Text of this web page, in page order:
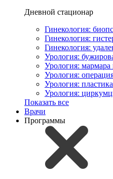
Дневной стационар
Гинекология:
Гинекология:
Гинекология:
Урология:
Урология: мармара
Урология:
Урология:
Урология:
Показать все
Врачи
Программы